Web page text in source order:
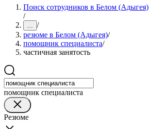
Поиск сотрудников в Белом (Адыгея)
/
... /
резюме в Белом (Адыгея)/
помощник специалиста/
частичная занятость
помощник специалиста
Резюме